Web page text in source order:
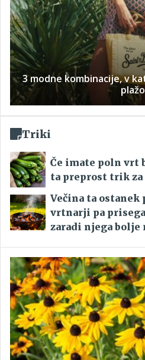
3 modne kombinacije, v
plažo
Triki
Če imate poln vrt
ta preprost trik
Večina ta ostanek
vrtnarji pa
zaradi njega bolje